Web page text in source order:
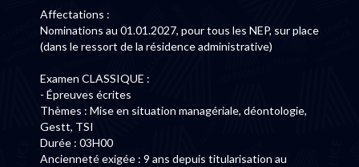
Affectations :
Nominations au 01.01.2027, pour tous les NEP, sur place
(dans le ressort de la résidence administrative)
Examen CLASSIQUE :
- Épreuves écrites
Thèmes : Mise en situation managériale, déontologie,
Gestt, TSI
Durée : 03H00
Ancienneté exigée : 9 ans depuis titularisation au